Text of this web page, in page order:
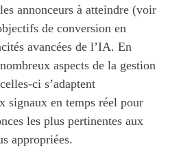
annonceurs à atteindre (voir
de conversion en
avancées de l’IA. En
aspects de la gestion
ci s’adaptent
signaux en temps réel pour
les plus pertinentes aux
appropriées.